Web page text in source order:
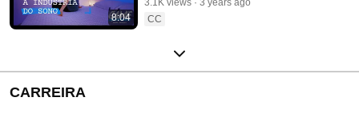
8:04
Changers #1
CC
CARREIRA